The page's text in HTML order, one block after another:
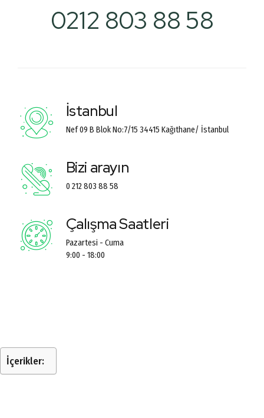
0212 803 88 58
İstanbul
Nef 09 B Blok No:7/15 34415 Kağıthane/ İstanbul
Bizi arayın
0 212 803 88 58
Çalışma Saatleri
Pazartesi - Cuma
9:00 - 18:00
İçerikler: